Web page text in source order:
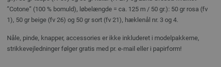
”Cotone” (100 % bomuld), løbelængde = ca. 125 m / 50 gr.): 50 gr rosa (fv
1), 50 gr beige (fv 26) og 50 gr sort (fv 21), hæklenål nr. 3 og 4.
Nåle, pinde, knapper, accessories er ikke inkluderet i modelpakkerne,
strikkevejledninger følger gratis med pr. e-mail eller i papirform!